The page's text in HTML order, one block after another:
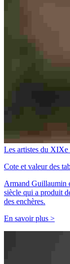
Les artistes du XIXe
Cote et valeur des
Armand Guillaumin
siècle qui a produit
des enchères.
En savoir plus >